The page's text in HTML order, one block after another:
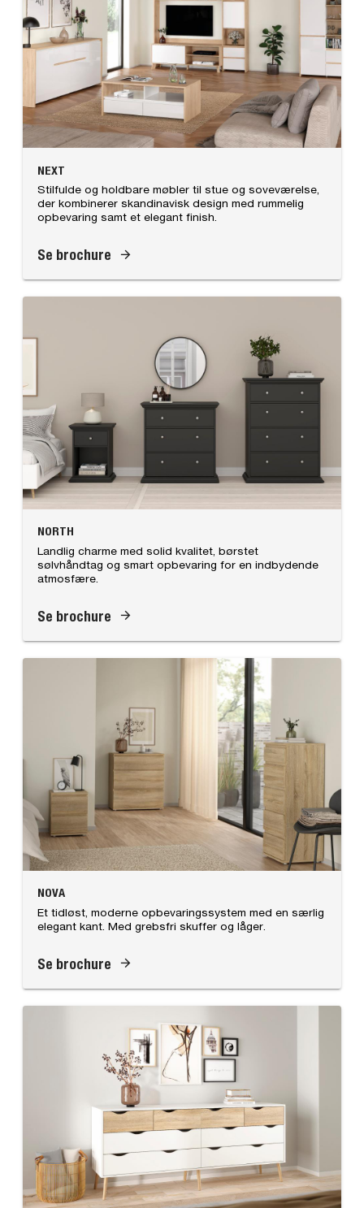
NEXT
Stilfulde og holdbare møbler til stue og soveværelse,
der kombinerer skandinavisk design med rummelig
opbevaring samt et elegant finish.
Se brochure
NORTH
Landlig charme med solid kvalitet, børstet
sølvhåndtag og smart opbevaring for en indbydende
atmosfære.
Se brochure
NOVA
Et tidløst, moderne opbevaringssystem med en særlig
elegant kant. Med grebsfri skuffer og låger.
Se brochure